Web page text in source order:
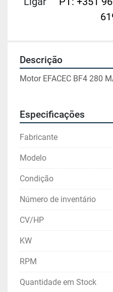
Descrição
Motor EFACEC BF4 280
Especificações
Fabricante
Modelo
Condição
Número de inventário
CV/HP
KW
RPM
Quantidade em Stock